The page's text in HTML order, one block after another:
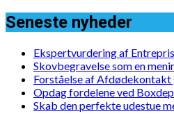
Seneste nyheder
Ekspertvurdering af
Skovbegravelse som en
Forståelse af Afdødekontakt
Opdag fordelene ved
Skab den perfekte udestue